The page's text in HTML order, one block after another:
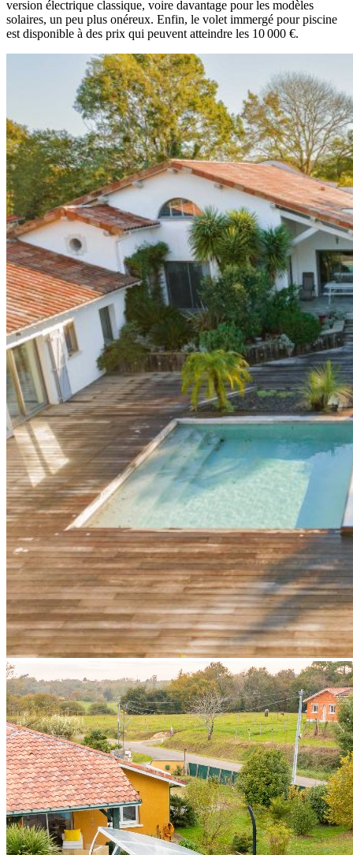
version électrique classique, voire davantage pour les modèles
solaires, un peu plus onéreux. Enfin, le volet immergé pour piscine
est disponible à des prix qui peuvent atteindre les 10 000 €.